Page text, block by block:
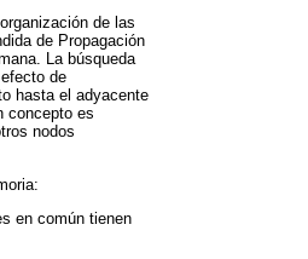
de las
de Propagación
La búsqueda
de
hasta el adyacente
concepto es
nodos
en común tienen